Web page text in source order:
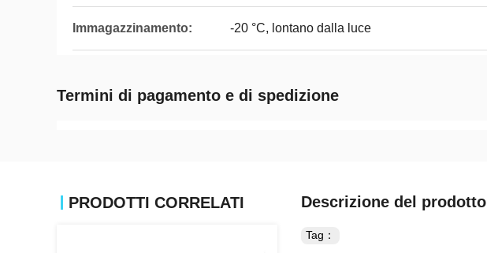
Immagazzinamento: -20 °C, lontano dalla luce
Termini di pagamento e di spedizione
PRODOTTI CORRELATI Descrizione del prodotto
Tag：